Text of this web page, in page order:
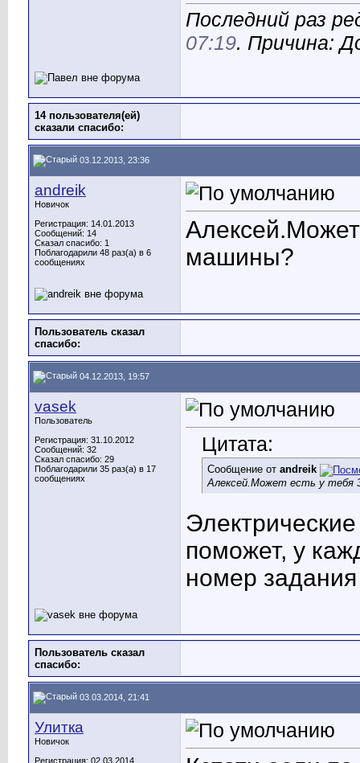
Последний раз
07:19. Причина:
14 пользователя(ей)
сказали cпасибо:
03.12.2013, 23:36
andreik
Новичок
Регистрация: 14.01.2013
Сообщений: 14
Сказал спасибо: 1
Поблагодарили 48 раз(а) в 6
сообщениях
машины?
Пользователь сказал
cпасибо:
04.12.2013, 19:57
vasek
Пользователь
Регистрация: 31.10.2012
Сообщений: 32
Сказал спасибо: 29
Поблагодарили 35 раз(а) в 17
сообщениях
Цитата:
Сообщение от andreik
Алексей.Может есть у тебя
поможет, у
номер
Пользователь сказал
cпасибо:
03.03.2014, 21:41
Улитка
Новичок
Регистрация: 02.03.2014